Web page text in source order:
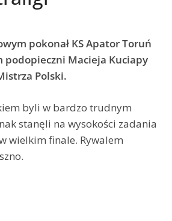
pokonał KS Apator Toruń
podopieczni Macieja Kuciapy
Polski.
byli w bardzo trudnym
stanęli na wysokości zadania
wielkim finale. Rywalem